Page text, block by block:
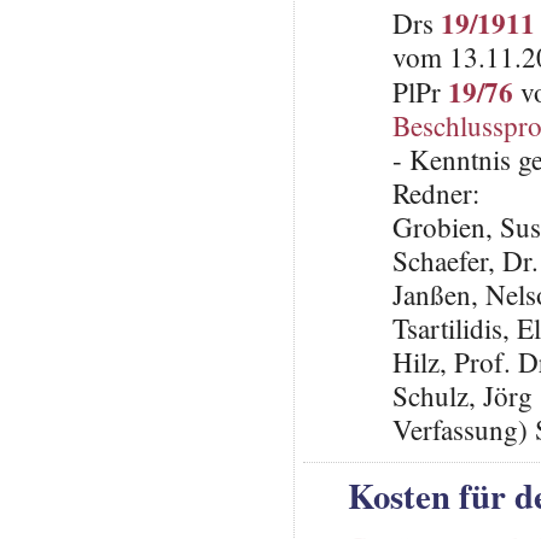
Drs 19/1911
vom
PlPr 19/76
- Kenntnis
Redner:
Grobien,
Schaefer,
Janßen,
Tsartilidis,
Hilz, Prof.
Schulz,
Verfassung)
Kosten für